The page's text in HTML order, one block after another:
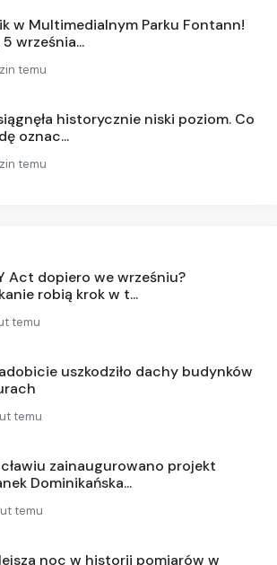
w Multimedialnym Parku Fontann!
września...
temu
historycznie niski poziom. Co
oznac...
temu
Act dopiero we wrześniu?
robią krok w t...
temu
uszkodziło dachy budynków
temu
zainaugurowano projekt
Dominikańska...
temu
noc w historii pomiarów w